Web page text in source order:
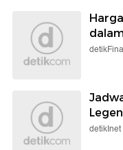
detikInet